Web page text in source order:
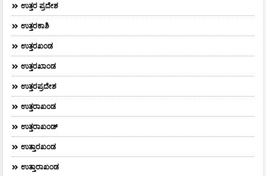
ಉತ್ತರ ಪ್ರದೇಶ
ಉತ್ತರಕಾಶಿ
ಉತ್ತರಖಂಡ
ಉತ್ತರಖಾಂಡ
ಉತ್ತರಪ್ರದೇಶ
ಉತ್ತರಾಖಂಡ
ಉತ್ತರಾಖಂಡ್
ಉತ್ತಾರಖಂಡ
ಉತ್ತಾರಾಖಂಡ